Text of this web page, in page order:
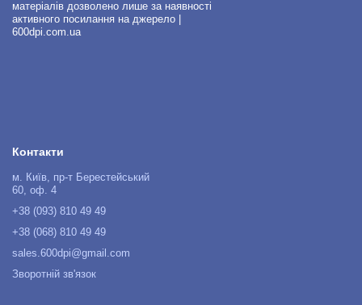
матеріалів дозволено лише за наявності
активного посилання на джерело |
600dpi.com.ua
Контакти
м. Київ, пр-т Берестейський
60, оф. 4
+38 (093) 810 49 49
+38 (068) 810 49 49
sales.600dpi@gmail.com
Зворотній зв'язок